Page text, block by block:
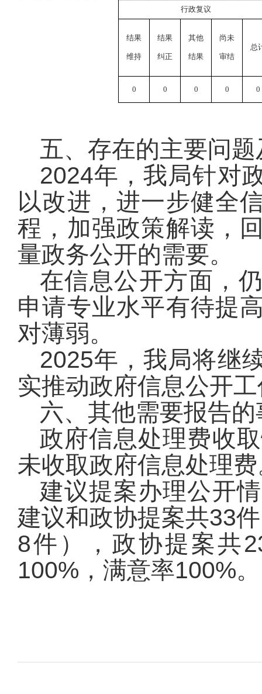
行政复议
结果
维持
结果
纠正
其他
结果
尚未
审结
总
0 0 0 0 0
五、存在的主要问
2024年，我局针对
以改进，进一步健全
程，加强政策解读，
量政务公开的需要。
在信息公开方面，
申请专业水平有待提
对薄弱。
2025年，我局将继
实推动政府信息公开
六、其他需要报告的
政府信息处理费收
未收取政府信息处理
建议提案办理公开
建议和政协提案共33
8件），政协提案共
100%，满意率100%。